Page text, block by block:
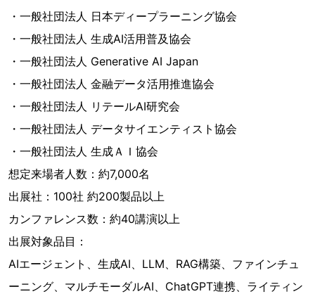
・一般社団法人 日本ディープラーニング協会
・一般社団法人 生成AI活用普及協会
・一般社団法人 Generative AI Japan
・一般社団法人 金融データ活用推進協会
・一般社団法人 リテールAI研究会
・一般社団法人 データサイエンティスト協会
・一般社団法人 生成ＡＩ協会
想定来場者人数：約7,000名
出展社：100社 約200製品以上
カンファレンス数：約40講演以上
出展対象品目：
AIエージェント、生成AI、LLM、RAG構築、ファインチュ
ーニング、マルチモーダルAI、ChatGPT連携、ライティン